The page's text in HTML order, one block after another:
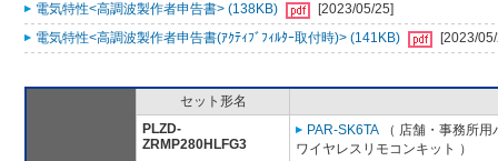
電気特性<高調波製作者申告書> (138KB)
[2023/05/25]
電気特性<高調波製作者申告書(ｱｸﾃｨﾌﾞﾌｨﾙﾀｰ取付時)> (141KB)
[2023/
セット形名
PLZD-
ZRMP280HLFG3
PAR-SK6TA （ 店舗・事務所
ワイヤレスリモコンキット ）